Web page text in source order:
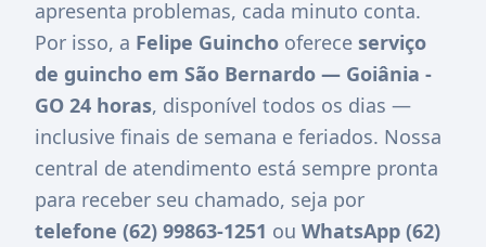
apresenta problemas, cada minuto conta.
Por isso, a Felipe Guincho oferece serviço
de guincho em São Bernardo — Goiânia -
GO 24 horas, disponível todos os dias —
inclusive finais de semana e feriados. Nossa
central de atendimento está sempre pronta
para receber seu chamado, seja por
telefone (62) 99863-1251 ou WhatsApp (62)